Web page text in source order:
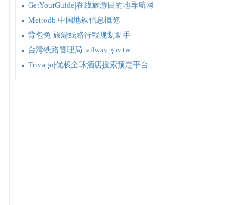
GetYourGuide|在线旅游目的地导航网
Metrodb|中国地铁信息概览
背包兔|旅游线路行程规划助手
台湾铁路管理局|railway.gov.tw
Trivago|优栈全球酒店搜索预定平台